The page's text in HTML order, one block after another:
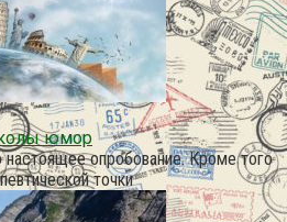
юмор
опробование. Кроме того
точки